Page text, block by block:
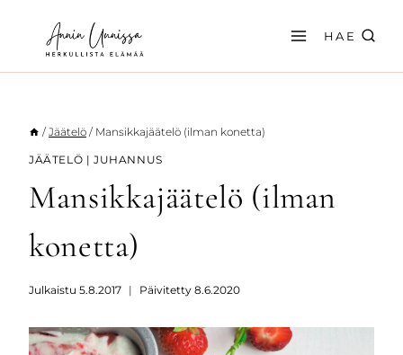
sisältöön
HAE
/ Jäätelö / Mansikkajäätelö (ilman konetta)
JÄÄTELÖ |JUHANNUS
Mansikkajäätelö (ilman
konetta)
Julkaistu 5.8.2017 Päivitetty 8.6.2020